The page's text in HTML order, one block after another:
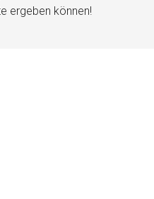
ergeben können!